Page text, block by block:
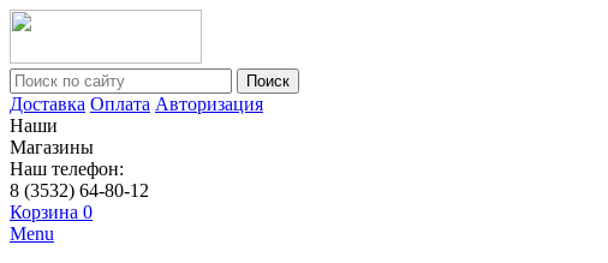
Поиск
Доставка Оплата Авторизация
Наши
Магазины
Наш телефон:
8 (3532) 64-80-12
Корзина 0
Menu